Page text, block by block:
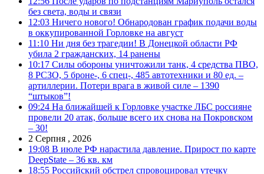
без света, воды и связи
12:03 Ничего нового! Обнародован график подачи воды
в оккупированной Горловке на август
11:10 Ни дня без трагедии! В Донецкой области РФ
убила 2 гражданских, 14 ранены
10:17 Силы обороны уничтожили танк, 4 средства ПВО,
8 РСЗО, 5 броне-, 6 спец-, 485 автотехники и 80 ед. –
артиллерии. Потери врага в живой силе – 1390
“штыков”!
09:24 На ближайшей к Горловке участке ЛБС россияне
провели 20 атак, больше всего их снова на Покровском
– 30!
2 Серпня , 2026
19:08 В июле РФ нарастила давление. Прирост по карте
DeepState – 36 кв. км
18:55 Российский обстрел спровоцировал утечку